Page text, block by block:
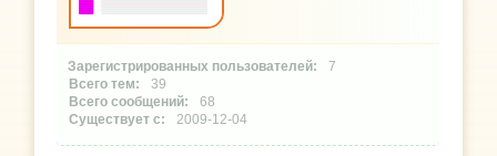
7
39
68
2009-12-04